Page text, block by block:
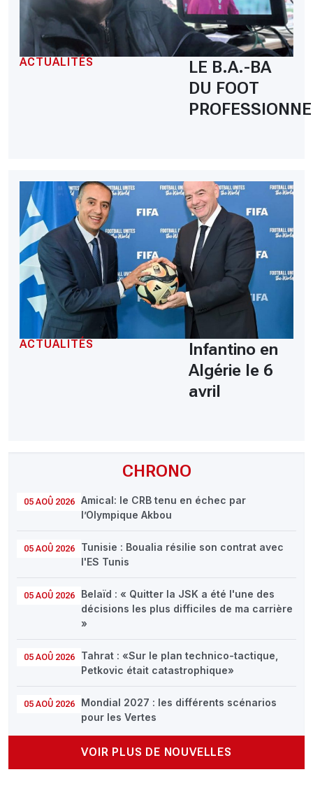
CHRONO
05 AOÛ 2026
Amical: le CRB tenu en échec par
l’Olympique Akbou
05 AOÛ 2026
Tunisie : Boualia résilie son contrat avec
l'ES Tunis
05 AOÛ 2026
Belaïd : « Quitter la JSK a été l'une des
décisions les plus difficiles de ma carrière
»
05 AOÛ 2026
Tahrat : «Sur le plan technico-tactique,
Petkovic était catastrophique»
05 AOÛ 2026
Mondial 2027 : les différents scénarios
pour les Vertes
VOIR PLUS DE NOUVELLES
ACTUALITÉS
LE B.A.-BA
DU FOOT
ACTUALITÉS
Infantino en
Algérie le 6
avril